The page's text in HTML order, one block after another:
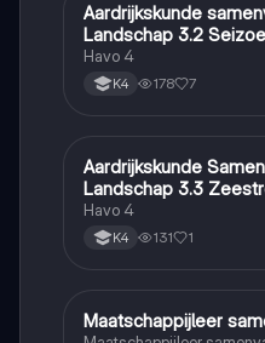
Aardrijkskunde
Aardrijkskunde
Landschap 3.2
Havo 4
K4 178 7
Aardrijkskunde
Aardrijkskunde
Landschap 3.3
Klimaatgebieden •
Havo 4
K4 131 1
Maatschappijleer
Maatschappijleer